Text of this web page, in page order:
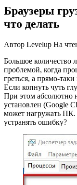
Браузеры
что делать
Автор Levelup На
Большое количество
проблемой, когда
греться, а прямо-таки
Если копнуть чуть
При этом абсолютно
установлен (Google
может нагружать ПК.
устранять ошибку?